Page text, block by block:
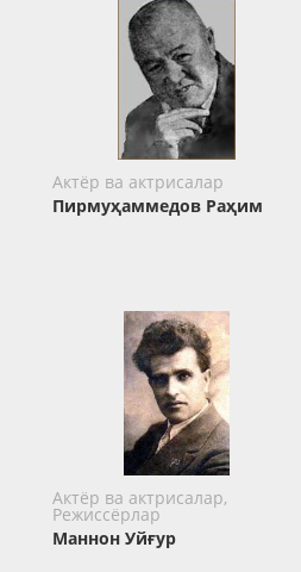
Актёр ва актрисалар
Пирмуҳаммедов Раҳим
Актёр ва актрисалар,
Режиссёрлар
Маннон Уйғур